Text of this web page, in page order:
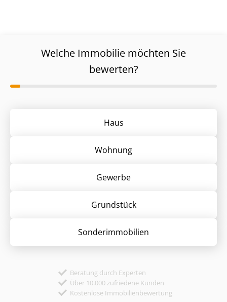
Welche Immobilie möchten Sie
bewerten?
Haus
Wohnung
Gewerbe
Grund­stück
Sonder­immobilien
Beratung durch Experten
Über 10.000 zufriedene Kunden
Kostenlose Immobilienbewertung